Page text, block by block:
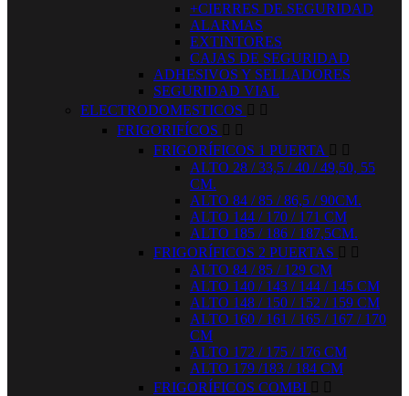
+CIERRES DE SEGURIDAD
ALARMAS
EXTINTORES
CAJAS DE SEGURIDAD
ADHESIVOS Y SELLADORES
SEGURIDAD VIAL
ELECTRODOMESTICOS  
FRIGORIFÍCOS  
FRIGORÍFICOS 1 PUERTA  
ALTO 28 / 33,5 / 40 / 49,50, 55
CM.
ALTO 84 / 85 / 86,5 / 90CM.
ALTO 144 / 170 / 171 CM
ALTO 185 / 186 / 187,5CM.
FRIGORÍFICOS 2 PUERTAS  
ALTO 84 / 85 / 129 CM
ALTO 140 / 143 / 144 / 145 CM
ALTO 148 / 150 / 152 / 159 CM
ALTO 160 / 161 / 165 / 167 / 170
CM
ALTO 172 / 175 / 176 CM
ALTO 179 /183 / 184 CM
FRIGORÍFICOS COMBI  